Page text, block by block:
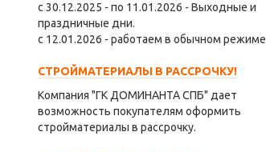
с 30.12.2025 - по 11.01.2026 - Выходные и
праздничные дни.
с 12.01.2026 - работаем в обычном режиме
СТРОЙМАТЕРИАЛЫ В РАССРОЧКУ!
Компания "ГК ДОМИНАНТА СПБ" дает
возможность покупателям оформить
стройматериалы в рассрочку.